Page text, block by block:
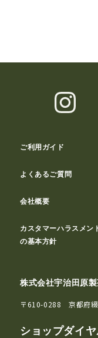
ご利用ガイド
よくあるご質問
会社概要
カスタマーハラスメン
の基本方針
株式会社宇治田原
〒610-0288 京都府綴
ショップダイ